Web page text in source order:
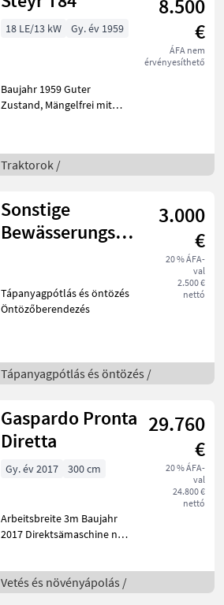
8.500
€
ÁFA nem
érvényesíthető
18 LE/13 kW Gy. év 1959
Baujahr 1959 Guter
Zustand, Mängelfrei mit
Wendegetriebe 8 Vorwärts
und 8 Rückwärtsgänge
Doppelwirkendes Ste
Traktorok /
Sonstige
Bewässerungs
3.000
€
20 % ÁFA-
val
2.500 €
nettó
Tápanyagpótlás és öntözés
Öntözőberendezés
Tápanyagpótlás és öntözés /
Gaspardo Pronta
Diretta
29.760
€
20 % ÁFA-
val
24.800 €
nettó
Gy. év 2017 300 cm
Arbeitsbreite 3m Baujahr
2017 Direktsämaschine nur
behuzó, Futómű Vetés és
növényápolás
Vetés és növényápolás /